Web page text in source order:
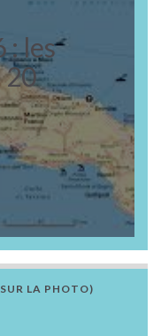
: les
20
LA PHOTO)